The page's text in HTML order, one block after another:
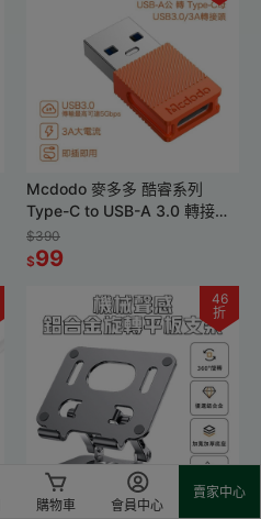
購物車 會員中心
賣家中心
Mcdodo 麥多多 酷睿系列
Type-C to USB-A 3.0 轉接頭
TypeC 超級快充 5A 轉換頭
$390
$99
46
折
SHOWHAN 機械聲感鋁合金旋